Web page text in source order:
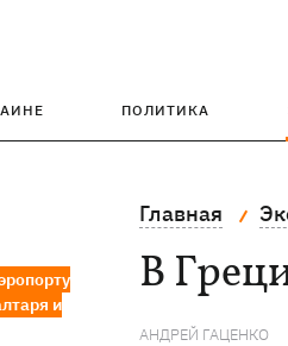
ПОЛИТИКА
и
Главная
В
АНДРЕЙ ГАЦЕНКО